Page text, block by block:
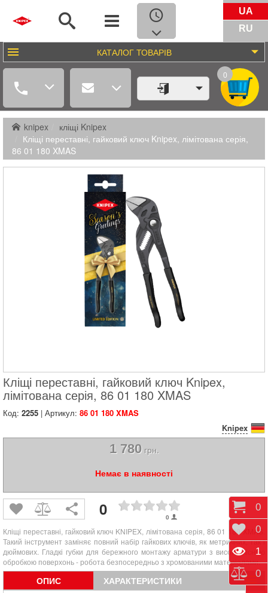
UA
RU
КАТАЛОГ ТОВАРІВ
0
knipex
кліщі Knipex
Кліщі переставні, гайковий ключ Knipex, лімітована серія,
86 01 180 XMAS
Кліщі переставні, гайковий ключ Knipex,
лімітована серія, 86 01 180 XMAS
Код: 2255 | Артикул: 86 01 180 XMAS
Knipex
1 780грн.
Немає в наявності
0 0
Кліщі переставні, гайковий ключ KNIPEX, лімітована серія, 86 01 180 XMAS.
Такий інструмент заміняє повний набір гайкових ключів, як метричних, так і
дюймових. Гладкі губки для бережного монтажу арматури з високоякісною
обробкою поверхонь - робота безпосередньо з хромованими матеріалами.
ОПИС ХАРАКТЕРИСТИКИ
0
0
1
0